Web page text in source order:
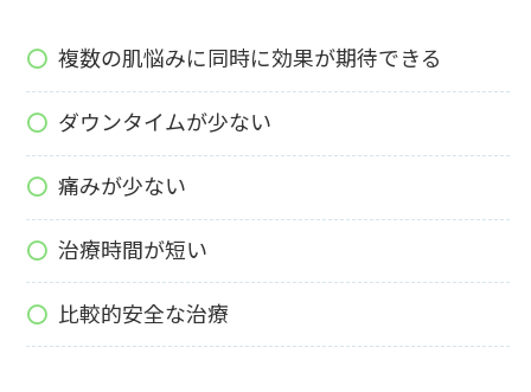
複数の肌悩みに同時に効果が期待できる
ダウンタイムが少ない
痛みが少ない
治療時間が短い
比較的安全な治療